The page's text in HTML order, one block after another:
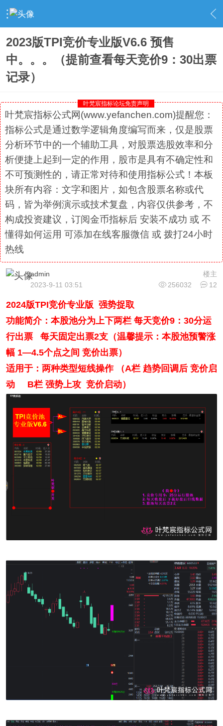
› 社区精选 › 金币指标 › 内容
2023版TPI竞价专业版V6.6 预售
中。。。（提前查看每天竞价9：30出票
记录）
叶梵宸指标论坛免责声明
叶梵宸指标公式网(www.yefanchen.com)提醒您：
指标公式是通过数学逻辑角度编写而来，仅是股票
分析环节中的一个辅助工具，对股票选股效率和分
析便捷上起到一定的作用，股市是具有不确定性和
不可预测性的，请正常对待和使用指标公式！本板
块所有内容：文字和图片，如包含股票名称或代
码，皆为举例演示或技术复盘，内容仅供参考，不
构成投资建议，订阅金币指标后 安装不成功 或 不
懂得如何运用 可添加在线客服微信 或 拨打24小时
热线
楼主
admin
256032
12
2023-9-11 03:51
2024版TPI竞价专业版 强势捉取
功能简介：本股池分为上下两栏 每天竞价9：30分运
行出票 每天固定出票2支（温馨提示：本股池预警涨
幅 1—4.5个点之间 竞价出票）
适用于：两种类型短线操作 （A栏 趋势回调后 竞价启
动 B栏 强势上攻 竞价启动）